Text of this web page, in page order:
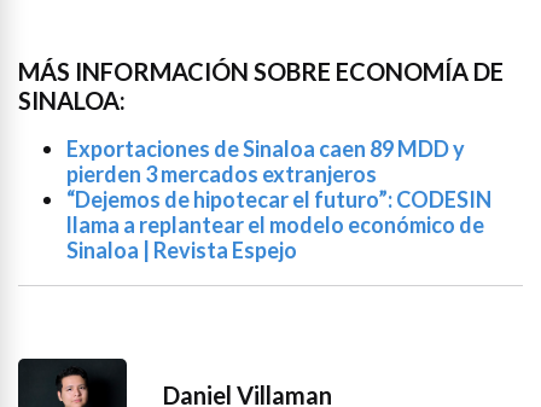
MÁS INFORMACIÓN SOBRE ECONOMÍA DE
SINALOA:
Exportaciones de Sinaloa caen 89 MDD y
pierden 3 mercados extranjeros
“Dejemos de hipotecar el futuro”: CODESIN
llama a replantear el modelo económico de
Sinaloa | Revista Espejo
Daniel Villaman